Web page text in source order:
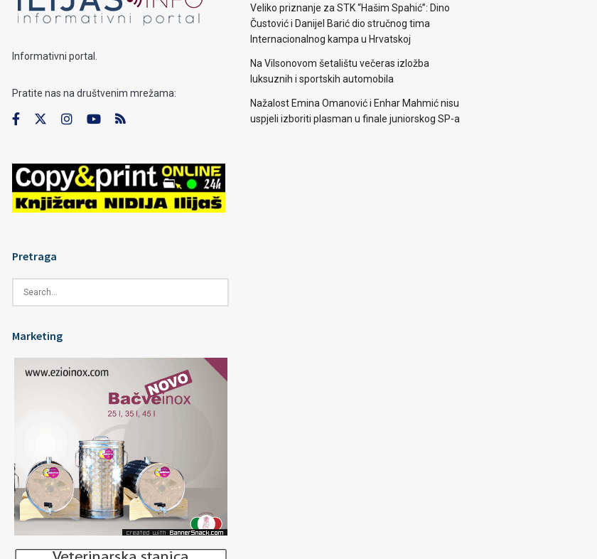
Informativni portal.
Pratite nas na društvenim mrežama:
Pretraga
Marketing
Veliko priznanje za STK “Hašim Spahić”: Dino
Čustović i Danijel Barić dio stručnog tima
Internacionalnog kampa u Hrvatskoj
Na Vilsonovom šetalištu večeras izložba
luksuznih i sportskih automobila
Nažalost Emina Omanović i Enhar Mahmić nisu
uspjeli izboriti plasman u finale juniorskog SP-a